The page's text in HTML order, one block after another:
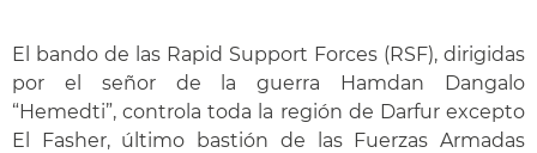
El bando de las Rapid Support Forces (RSF), dirigidas
por el señor de la guerra Hamdan Dangalo
“Hemedti”, controla toda la región de Darfur excepto
El Fasher, último bastión de las Fuerzas Armadas